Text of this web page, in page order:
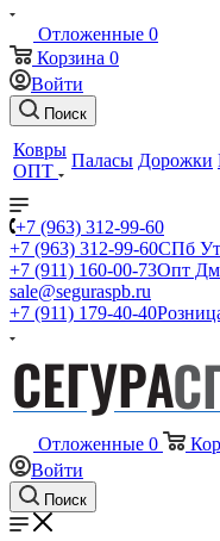
Отложенные 0
Корзина 0
Войти
Поиск
Ковры
ОПТ
Паласы Дорожки
+7 (963) 312-99-60
+7 (963) 312-99-60СПб
+7 (911) 160-00-73Опт
sale@seguraspb.ru
+7 (911) 179-40-40
Отложенные 0
Войти
Поиск